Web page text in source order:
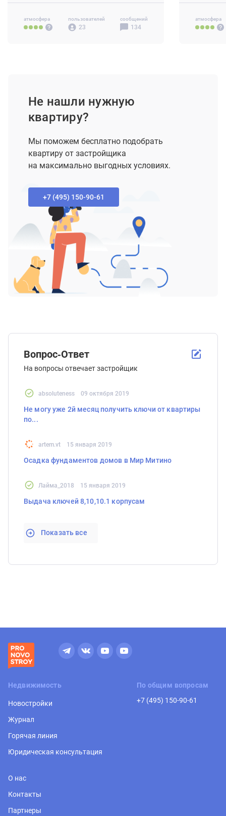
Вопрос-Ответ
На вопросы отвечает застройщик
absoluteness 09 октября 2019
Не могу уже 2й месяц получить ключи от квартиры
по...
artem.vt 15 января 2019
Осадка фундаментов домов в Мир Митино
Лайма_2018 15 января 2019
Выдача ключей 8,10,10.1 корпусам
Показать все
атмосфера пользователей
23
сообщений
134
атмосфера
Не нашли нужную
квартиру?
Мы поможем бесплатно подобрать
квартиру от застройщика
на максимально выгодных условиях.
+7 (495) 150-90-61‬
Недвижимость
Новостройки
Журнал
Горячая линия
Юридическая консультация
По общим вопросам
+7 (495) 150-90-61
О нас
Контакты
Партнеры